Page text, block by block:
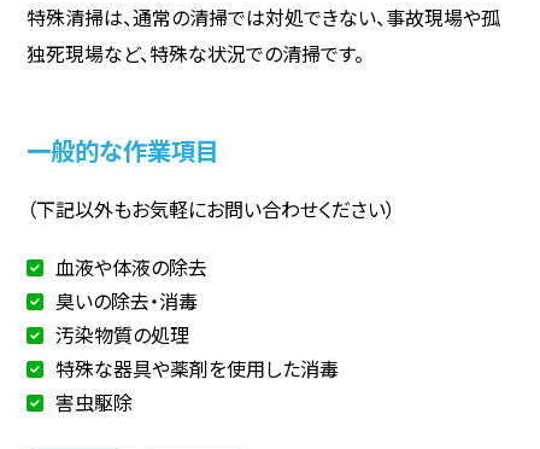
特殊清掃は、通常の清掃では対処できない、事故現場や孤
独死現場など、特殊な状況での清掃です。
一般的な作業項目
（下記以外もお気軽にお問い合わせください）
血液や体液の除去
臭いの除去・消毒
汚染物質の処理
特殊な器具や薬剤を使用した消毒
害虫駆除